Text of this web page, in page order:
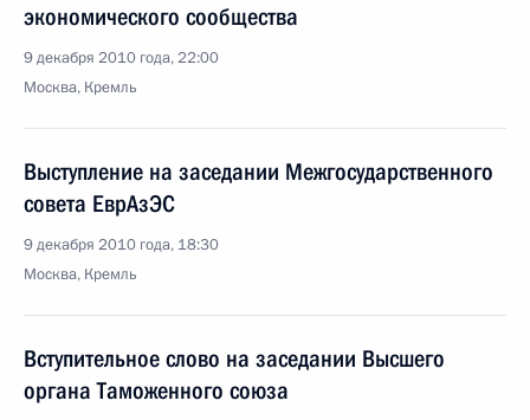
экономического сообщества
9 декабря 2010 года, 22:00
Москва, Кремль
Выступление на заседании Межгосударственного
совета ЕврАзЭС
9 декабря 2010 года, 18:30
Москва, Кремль
Вступительное слово на заседании Высшего
органа Таможенного союза